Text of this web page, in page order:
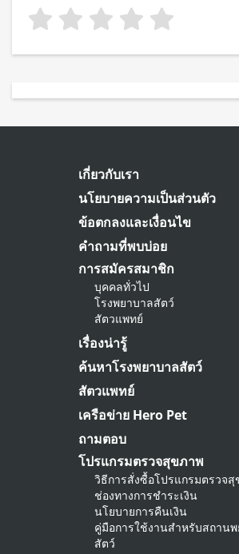
เกี่ยวกับเรา
นโยบายความเป็นส่วนตัว
ข้อตกลงและเงื่อนไข
คำถามที่พบบ่อย
การสมัครสมาชิก
บุคคลทั่วไป
โรงพยาบาลสัตว์
สัตวแพทย์
เรื่องน่ารู้
ค้นหาโรงพยาบาลสัตว์
สัตวแพทย์
เครือข่าย Hero Pet
ถามตอบ
โปรแกรมตรวจสุขภาพ
วิธีการสั่งซื้อโปรแกรมตรวจ
ช่องทางการชำระเงิน
นโยบายการคืนเงิน
คู่มือการใช้งานสำหรับสถาน
สัตว์